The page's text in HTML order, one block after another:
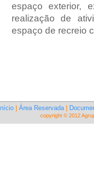
espaço exterior,
realização de
espaço de recreio
Início Área Reservada
copyright © 2012